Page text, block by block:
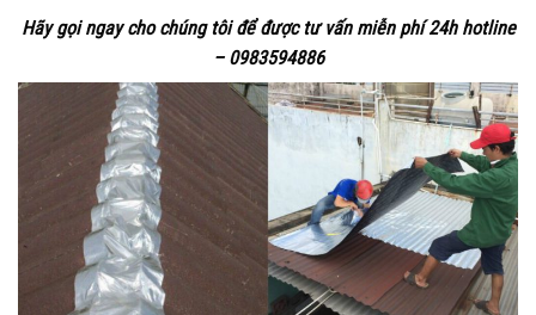
Hãy gọi ngay cho chúng tôi để được tư vấn miễn phí 24h hotline
– 0983594886